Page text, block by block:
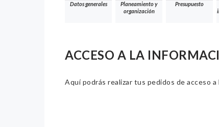
Datos generales
Planeamiento y
organización
Presupuesto
ACCESO A LA
Aquí podrás realizar tus pedidos de acceso